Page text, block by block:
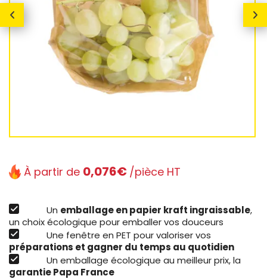
À partir de 0,076€ /pièce HT
Un emballage en papier kraft ingraissable,
un choix écologique pour emballer vos douceurs
Une fenêtre en PET pour valoriser vos
préparations et gagner du temps au quotidien
Un emballage écologique au meilleur prix, la
garantie Papa France